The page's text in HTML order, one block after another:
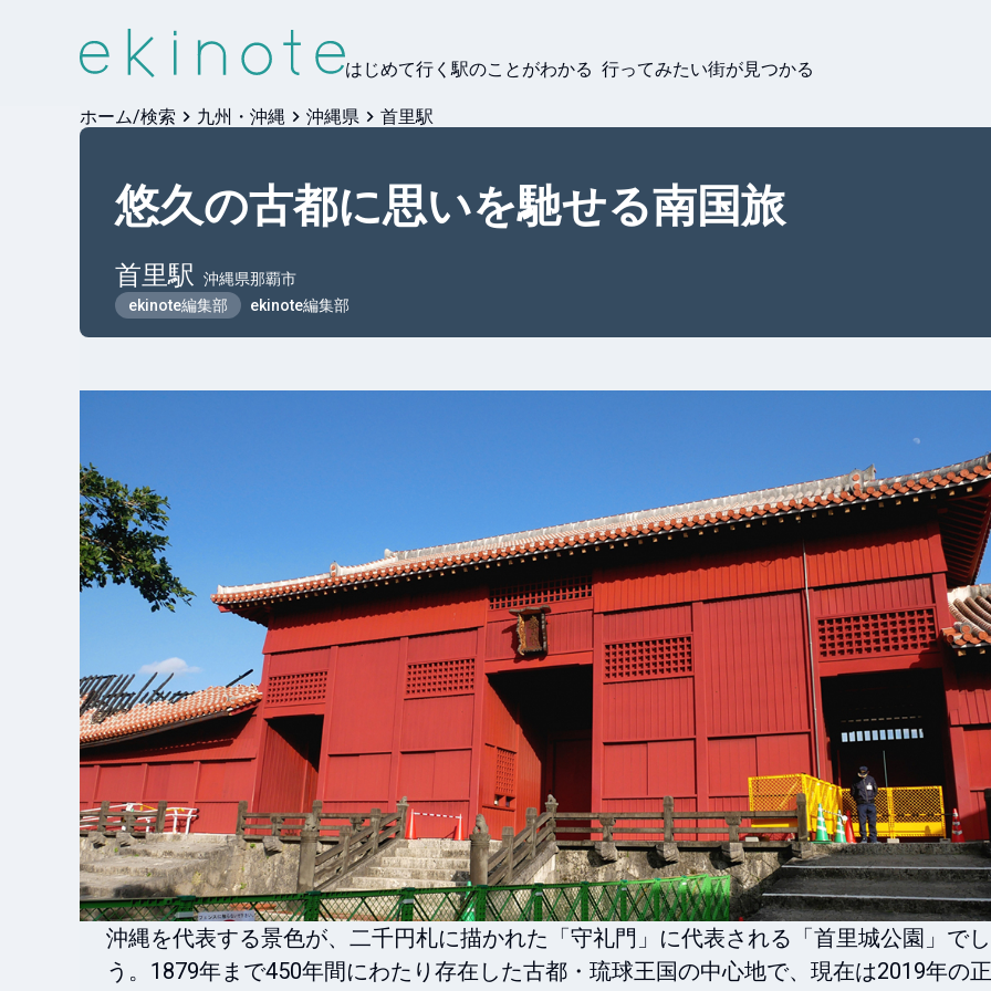
はじめて行く駅のことがわかる 行ってみたい街が見つかる
ホーム/検索 九州・沖縄 沖縄県 首里駅
悠久の古都に思いを馳せる南国旅
首里駅
沖縄県那覇市
ekinote編集部
ekinote編集部
沖縄を代表する景色が、二千円札に描かれた「守礼門」に代表される「首里城公園」で
う。1879年まで450年間にわたり存在した古都・琉球王国の中心地で、現在は2019年の